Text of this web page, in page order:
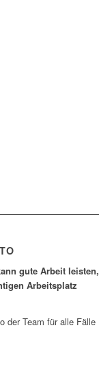
gute Arbeit leisten,
Arbeitsplatz
der Team für alle Fälle